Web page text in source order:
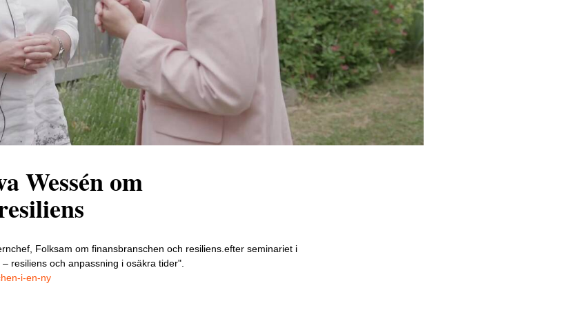
Wessén om
Folksam om finansbranschen och resiliens.efter seminariet i
resiliens och anpassning i osäkra tider".
i-en-ny